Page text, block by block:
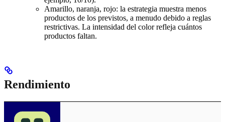
Amarillo, naranja, rojo: la estrategia muestra menos
productos de los previstos, a menudo debido a reglas
restrictivas. La intensidad del color refleja cuántos
productos faltan.
Rendimiento